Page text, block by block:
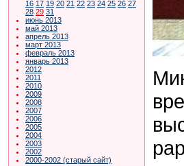
16 17 19 20 21 22 23 24 25 26 27
28 29 31
июнь 2013
май 2013
апрель 2013
март 2013
февраль 2013
январь 2013
2012
2011
2010
2009
2008
2007
2006
2005
2004
2003
2002
2000-2002 (старый сайт)